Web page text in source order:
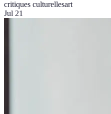
critiques culturellesart
Jul 21